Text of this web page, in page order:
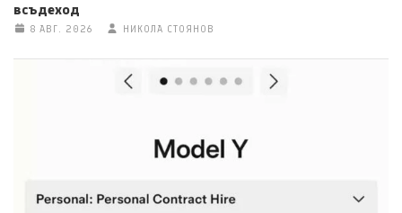
всъдеход
8 АВГ. 2026 НИКОЛА СТОЯНОВ